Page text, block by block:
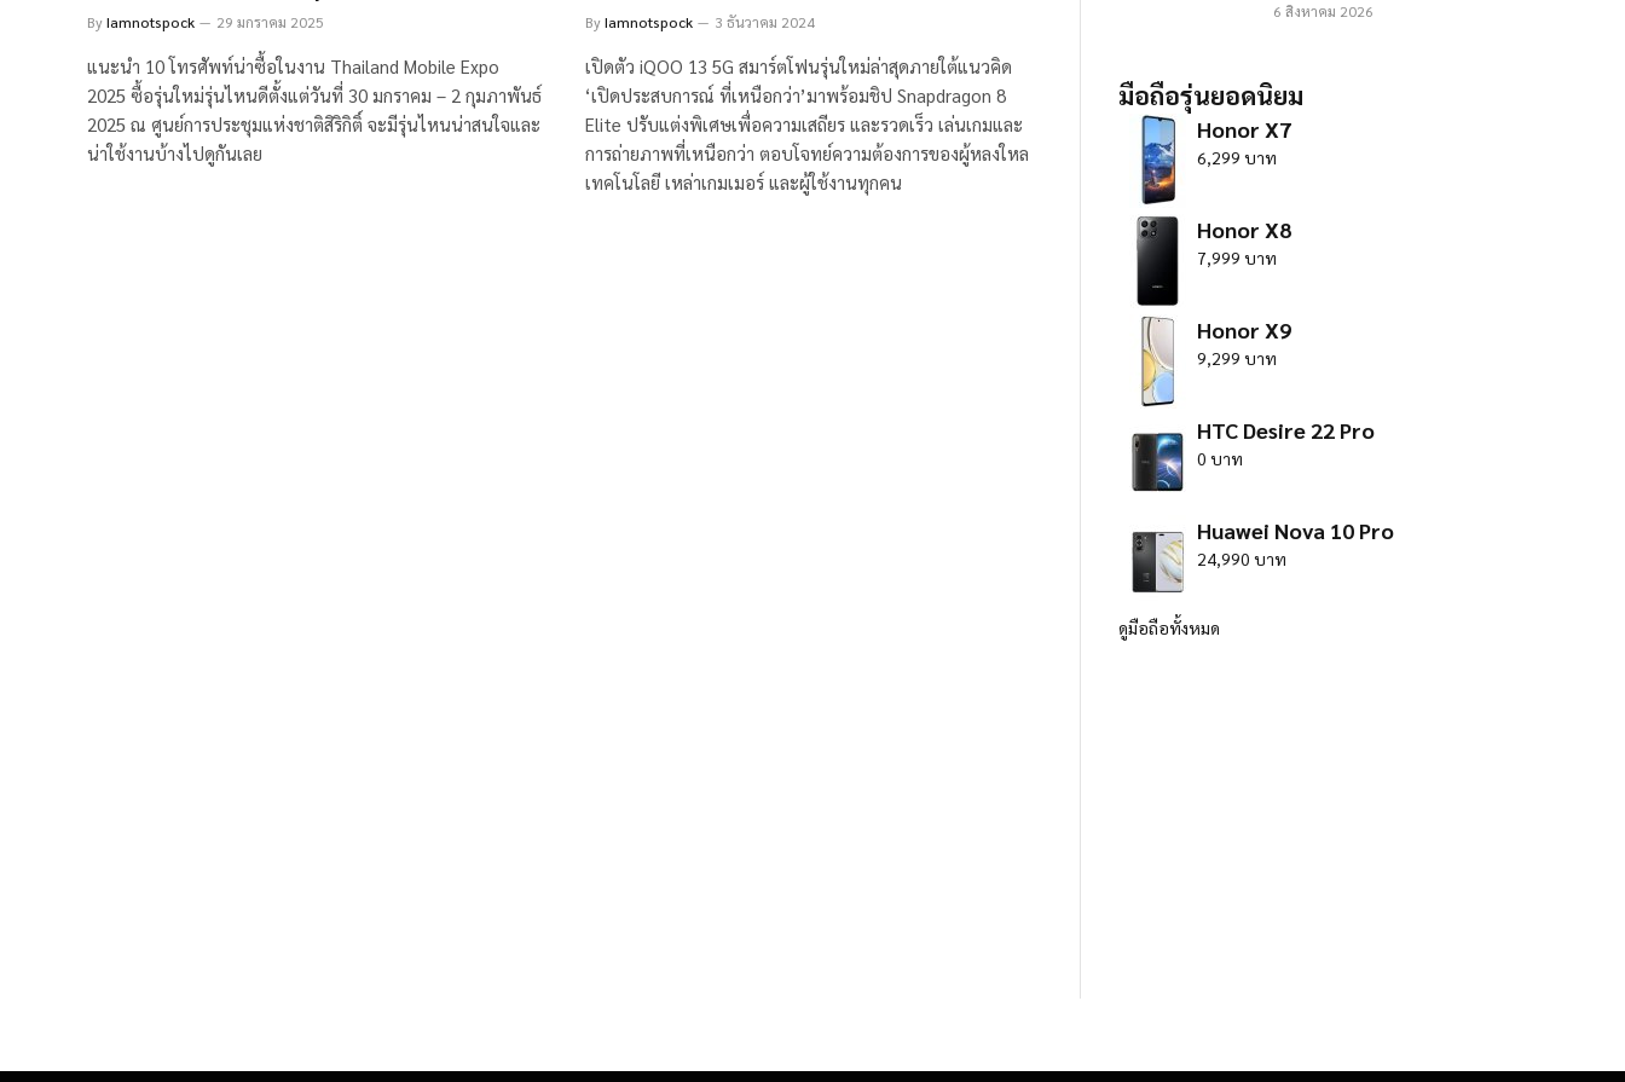
ByIamnotspock 29 มกราคม 2025
แนะนำ 10 โทรศัพท์น่าซื้อในงาน Thailand Mobile Expo
2025 ซื้อรุ่นใหม่รุ่นไหนดีตั้งแต่วันที่ 30 มกราคม – 2 กุมภาพันธ์
2025 ณ ศูนย์การประชุมแห่งชาติสิริกิติ์ จะมีรุ่นไหนน่าสนใจและ
น่าใช้งานบ้างไปดูกันเลย
ByIamnotspock 3 ธันวาคม 2024
เปิดตัว iQOO 13 5G สมาร์ตโฟนรุ่นใหม่ล่าสุดภายใต้แนวคิด
‘เปิดประสบการณ์ ที่เหนือกว่า’มาพร้อมชิป Snapdragon 8
Elite ปรับแต่งพิเศษเพื่อความเสถียร และรวดเร็ว เล่นเกมและ
การถ่ายภาพที่เหนือกว่า ตอบโจทย์ความต้องการของผู้หลงใหล
เทคโนโลยี เหล่าเกมเมอร์ และผู้ใช้งานทุกคน
6 สิงหาคม 2026
มือถือรุ่นยอดนิยม
Honor X7
6,299 บาท
Honor X8
7,999 บาท
Honor X9
9,299 บาท
HTC Desire 22 Pro
0 บาท
Huawei Nova 10 Pro
24,990 บาท
ดูมือถือทั้งหมด